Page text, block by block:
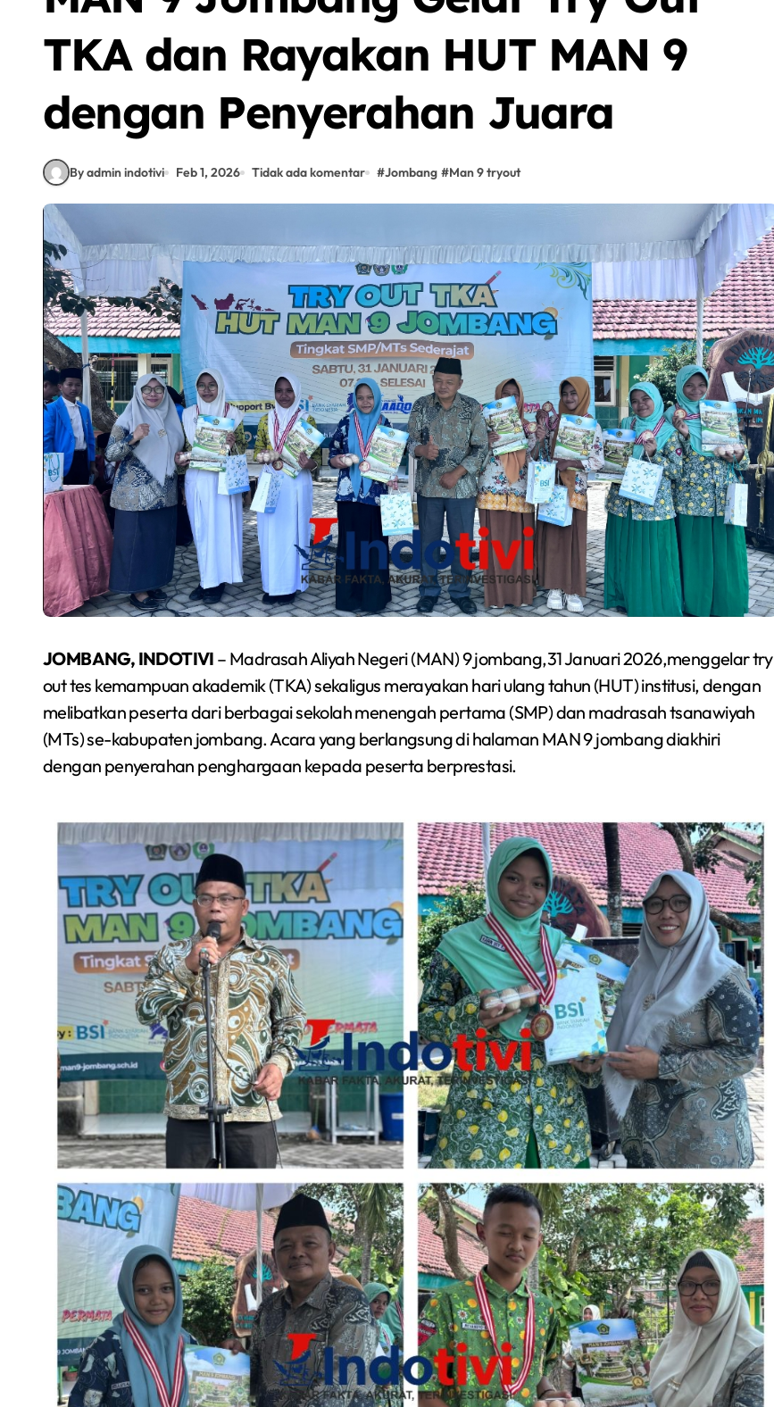
TKA dan Rayakan HUT MAN 9
dengan Penyerahan Juara
By admin indotivi Feb 1, 2026 Tidak ada komentar #Jombang #Man 9 tryout
JOMBANG, INDOTIVI – Madrasah Aliyah Negeri (MAN) 9 jombang,31 Januari 2026,menggelar try
out tes kemampuan akademik (TKA) sekaligus merayakan hari ulang tahun (HUT) institusi, dengan
melibatkan peserta dari berbagai sekolah menengah pertama (SMP) dan madrasah tsanawiyah
(MTs) se-kabupaten jombang. Acara yang berlangsung di halaman MAN 9 jombang diakhiri
dengan penyerahan penghargaan kepada peserta berprestasi.